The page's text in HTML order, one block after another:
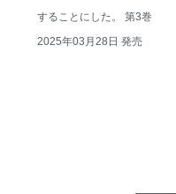
することにした。 第3巻
2025年03月28日 発売